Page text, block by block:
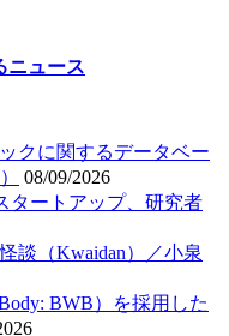
ニュース
クに関するデータベー
08/09/2026
タートアップ、研究者
談（Kwaidan）／小泉
BWB）を採用した